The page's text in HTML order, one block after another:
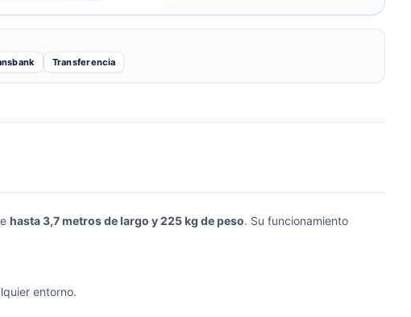
Transferencia
hasta 3,7 metros de largo y 225 kg de peso. Su funcionamiento
entorno.